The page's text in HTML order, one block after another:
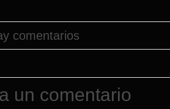
comentarios
un comentario